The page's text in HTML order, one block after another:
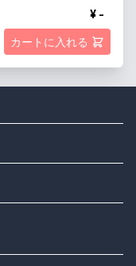
¥ -
カートに入れる